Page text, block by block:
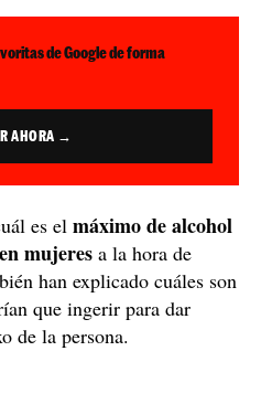
de Google de forma
AHORA →
es el máximo de alcohol
mujeres a la hora de
han explicado cuáles son
que ingerir para dar
de la persona.